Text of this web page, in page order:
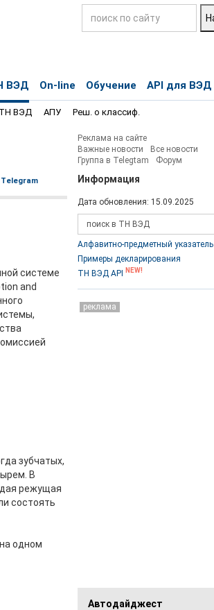
ВЭД On-line Обучение API для ВЭД
ТН ВЭД АПУ Реш. о классиф.
Telegram
системе
and
зубчатых,
В
режущая
состоять
одном
Реклама на сайте
Важные новости
Все новости
Группа в Telegtam
Форум
Информация
Дата обновления: 15.09.2025
ТНВЭД
Алфавитно-предметный указатель
Примеры декларирования
ТН ВЭД API
NEW!
реклама
Автодайджест